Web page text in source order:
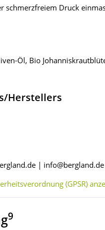
schmerzfreiem Druck
Öl, Bio
Herstellers
| info@bergland.de
(GPSR)
9